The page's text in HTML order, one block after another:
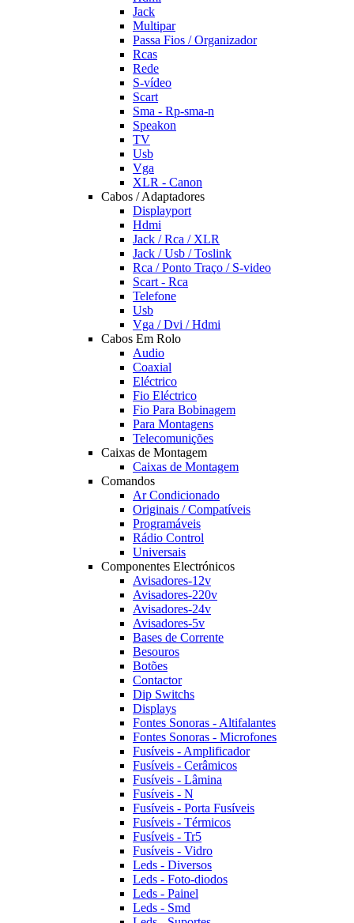
Jack
Multipar
Passa Fios / Organizador
Rcas
Rede
S-vídeo
Scart
Sma - Rp-sma-n
Speakon
TV
Usb
Vga
XLR - Canon
Cabos / Adaptadores
Displayport
Hdmi
Jack / Rca / XLR
Jack / Usb / Toslink
Rca / Ponto Traço / S-video
Scart - Rca
Telefone
Usb
Vga / Dvi / Hdmi
Cabos Em Rolo
Audio
Coaxial
Eléctrico
Fio Eléctrico
Fio Para Bobinagem
Para Montagens
Telecomunições
Caixas de Montagem
Caixas de Montagem
Comandos
Ar Condicionado
Originais / Compatíveis
Programáveis
Rádio Control
Universais
Componentes Electrónicos
Avisadores-12v
Avisadores-220v
Avisadores-24v
Avisadores-5v
Bases de Corrente
Besouros
Botões
Contactor
Dip Switchs
Displays
Fontes Sonoras - Altifalantes
Fontes Sonoras - Microfones
Fusíveis - Amplificador
Fusíveis - Cerâmicos
Fusíveis - Lâmina
Fusíveis - N
Fusíveis - Porta Fusíveis
Fusíveis - Térmicos
Fusíveis - Tr5
Fusíveis - Vidro
Leds - Diversos
Leds - Foto-diodos
Leds - Painel
Leds - Smd